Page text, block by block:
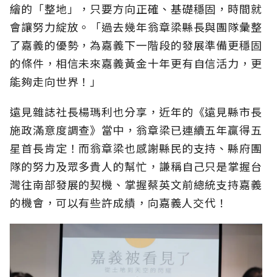
繪的「整地」，只要方向正確、基礎穩固，時間就
會讓努力綻放。「過去幾年翁章梁縣長與團隊彙整
了嘉義的優勢，為嘉義下一階段的發展準備更穩固
的條件，相信未來嘉義黃金十年更有自信活力，更
能夠走向世界！」
遠見雜誌社長楊瑪利也分享，近年的《遠見縣市長
施政滿意度調查》當中，翁章梁已連續五年贏得五
星首長肯定！而翁章梁也感謝縣民的支持、縣府團
隊的努力及眾多貴人的幫忙，謙稱自己只是掌握台
灣往南部發展的契機、掌握蔡英文前總統支持嘉義
的機會，可以有些許成績，向嘉義人交代！